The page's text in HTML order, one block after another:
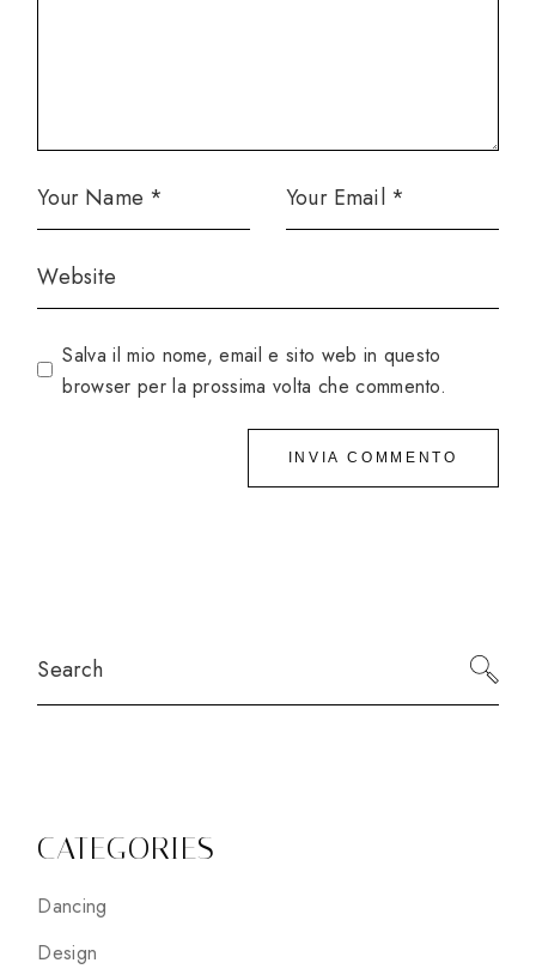
Salva il mio nome, email e sito web in questo
browser per la prossima volta che commento.
INVIA COMMENTO
CATEGORIES
Dancing
Design